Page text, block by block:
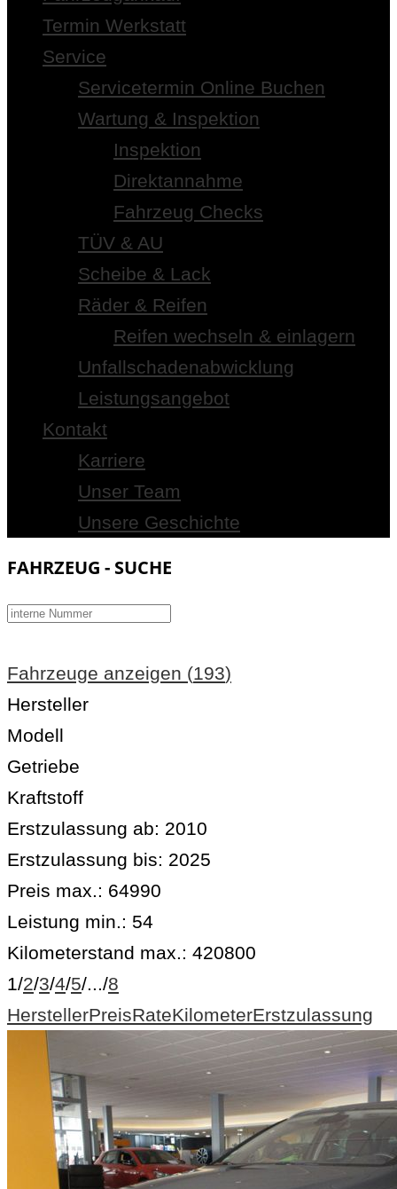
Termin Werkstatt
Service
Servicetermin Online Buchen
Wartung & Inspektion
Inspektion
Direktannahme
Fahrzeug Checks
TÜV & AU
Scheibe & Lack
Räder & Reifen
Reifen wechseln & einlagern
Unfallschadenabwicklung
Leistungsangebot
Kontakt
Karriere
Unser Team
Unsere Geschichte
FAHRZEUG - SUCHE
Fahrzeuge anzeigen (193)
Hersteller
Modell
Getriebe
Kraftstoff
Erstzulassung ab: 2010
Erstzulassung bis: 2025
Preis max.: 64990
Leistung min.: 54
Kilometerstand max.: 420800
1/2/3/4/5/.../8
HerstellerPreisRateKilometerErstzulassung